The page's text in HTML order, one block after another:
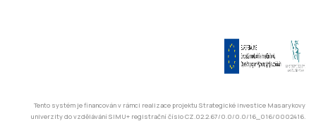
Tento systém je financován v rámci realizace projektu Strategické investice Masarykovy